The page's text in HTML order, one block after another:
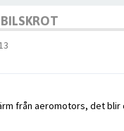
från aeromotors, det blir